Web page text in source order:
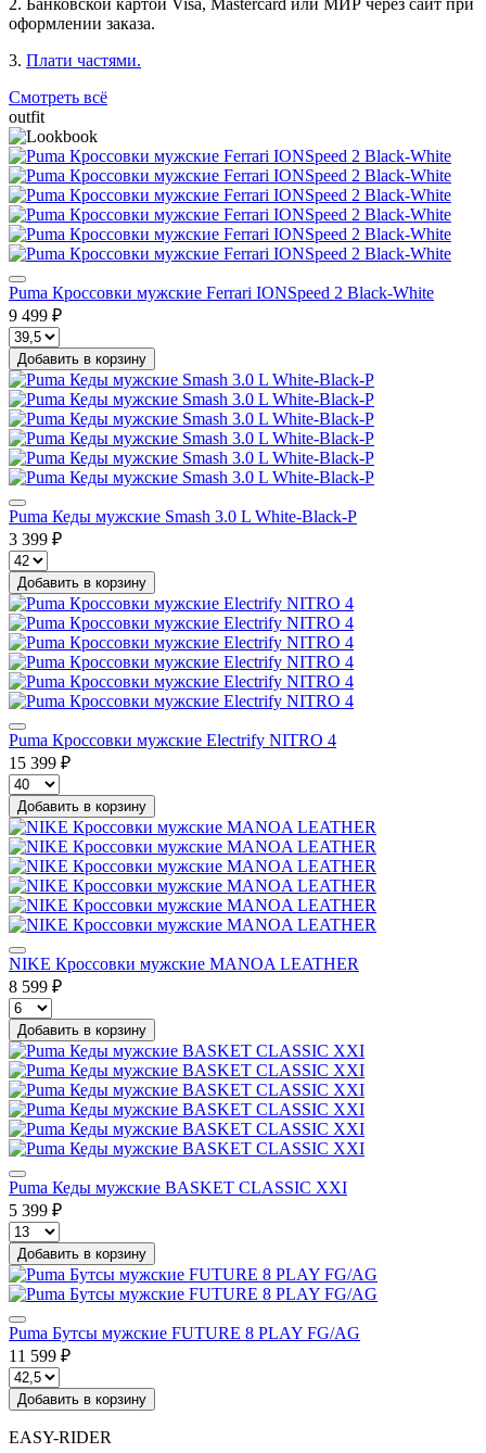
2. Банковской картой Visa, Mastercard или МИР через сайт при
оформлении заказа.
3. Плати частями.
Смотреть всё
outfit
Puma Кроссовки мужские Ferrari IONSpeed 2 Black-White
9 499 ₽
Добавить в корзину
Puma Кеды мужские Smash 3.0 L White-Black-P
3 399 ₽
Добавить в корзину
Puma Кроссовки мужские Electrify NITRO 4
15 399 ₽
Добавить в корзину
NIKE Кроссовки мужские MANOA LEATHER
8 599 ₽
Добавить в корзину
Puma Кеды мужские BASKET CLASSIC XXI
5 399 ₽
Добавить в корзину
Puma Бутсы мужские FUTURE 8 PLAY FG/AG
11 599 ₽
Добавить в корзину
EASY-RIDER